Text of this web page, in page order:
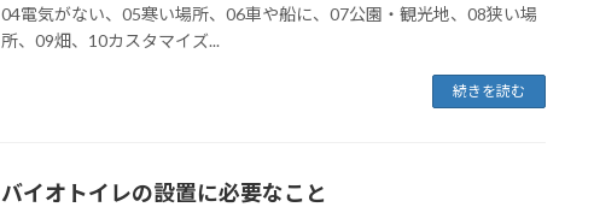
04電気がない、05寒い場所、06車や船に、07公園・観光地、08狭い場
所、09畑、10カスタマイズ...
続きを読む
バイオトイレの設置に必要なこと